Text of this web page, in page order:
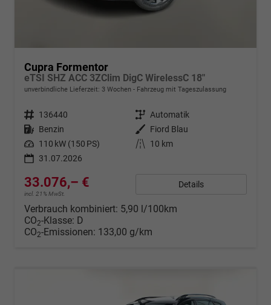
Cupra Formentor
eTSI SHZ ACC 3ZClim DigC WirelessC 18"
unverbindliche Lieferzeit: 3 Wochen Fahrzeug mit Tageszulassung
Fahrzeugnr. 136440 Getriebe Automatik
Kraftstoff Benzin Außenfarbe Fiord Blau
Leistung 110 kW (150 PS) Kilometerstand
10 km
31.07.2026
33.076,– €
incl. 21% MwSt.
Details
Verbrauch kombiniert: 5,90 l/100km
CO2-Klasse: D
CO2-Emissionen: 133,00 g/km